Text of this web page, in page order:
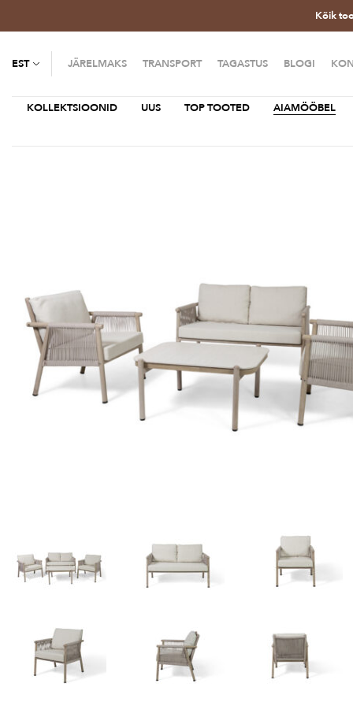
Kõik
EST JÄRELMAKS TRANSPORT TAGASTUS BLOGI
KOLLEKTSIOONID UUS TOP TOOTED AIAMÖÖBEL